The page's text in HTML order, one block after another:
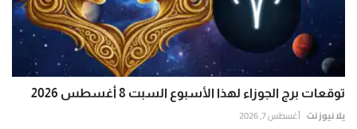
توقعات برج الجوزاء لهذا الأسبوع السبت 8 أغسطس 2026
يلا نيوز نت أغسطس 7, 2026